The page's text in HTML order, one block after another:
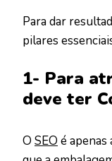
Para dar
pilares
1- Para
deve ter
O SEO é